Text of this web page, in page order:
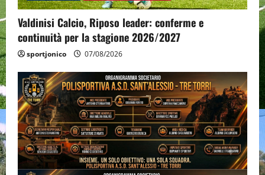
Valdinisi Calcio, Riposo leader: conferme e
continuità per la stagione 2026/2027
sportjonico 07/08/2026